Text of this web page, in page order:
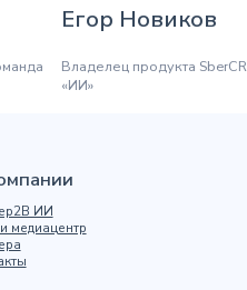
Егор Новиков
Владелец продукта
«ИИ»
ИИ
медиацентр